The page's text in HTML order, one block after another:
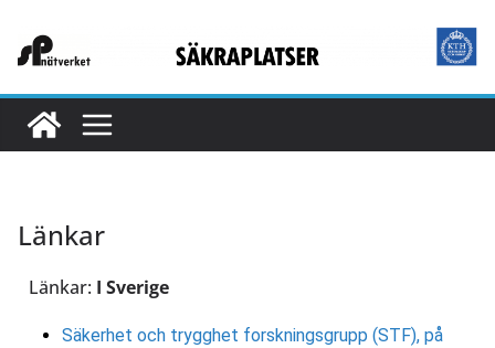
Länkar
Länkar: I Sverige
Säkerhet och trygghet forskningsgrupp (STF), på